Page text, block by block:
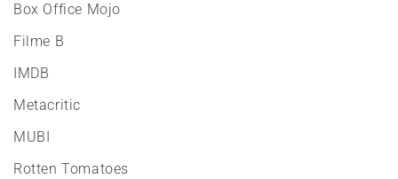
Box Office Mojo
Filme B
IMDB
Metacritic
MUBI
Rotten Tomatoes